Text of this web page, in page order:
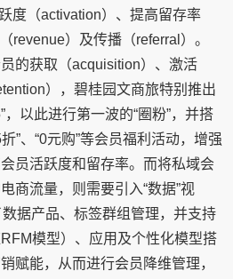
度（activation）、提高留存率
revenue）及传播（referral）。
的获取（acquisition）、激活
），碧桂园文商旅特别推出
以此进行第一波的“圈粉”，并搭
”、“0元购”等会员福利活动，增强
员活跃度和留存率。而将私域会
商流量，则需要引入“数据”视
数据产品、标签群组管理，并支持
模型）、应用及个性化模型搭
赋能，从而进行会员降维管理，